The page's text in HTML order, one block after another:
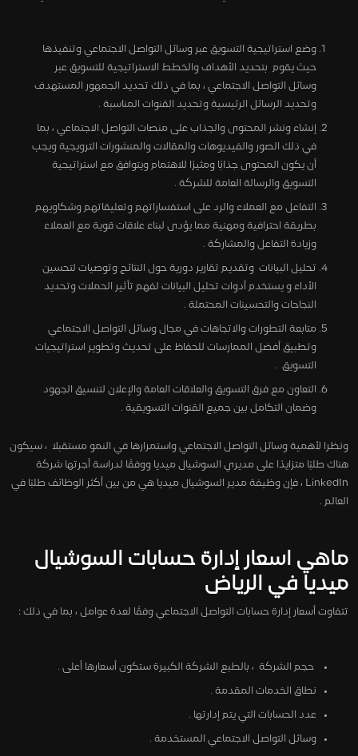
وضع استراتيجية التسويق عبر وسائل التواصل الاجتماعي وتنفيذها
حيث يقوم بتحديد الأهداف والخطط الاستراتيجية للتسويق عبر
وسائل التواصل الاجتماعي ، بما في ذلك تحديد الجمهور المستهدف
وتحديد الرسائل الرئيسية وتحديد القنوات المناسبة .
إنشاء ونشر المحتوى والجذاب على منصات التواصل الاجتماعي ، بما
في ذلك الصور والفيديوهات والمقالات والمنشورات الترويجية ويجب
أن يكون المحتوى جذابًا ومثيرًا للاهتمام ويتوافق مع استراتيجية
التسويق والرسالة العامة للشركة .
التفاعل مع العملاء والرد على استفساراتهم وتعليقاتهم وشكاويهم
بطريقة احترافية ومهنية مما يؤدى لبناء علاقات قوية مع العملاء
وزيادة التفاعل والمشاركة .
تحليل البيانات وتقديم تقارير دورية حول النتائج وتوصيات لتحسين
الأداء و يستخدم أدوات تحليل البيانات لفهم تأثير الحملات وتحديد
النجاحات والتحسينات المحتملة .
متابعة التطورات والاتجاهات في مجال وسائل التواصل الاجتماعي
وتطبيق أفضل الممارسات للحفاظ على تحديث وتطوير استراتيجيات
التسويق .
التعاون مع فرق التسويق والعلاقات العامة والإعلان لتنسيق الجهود
وضمان التكامل بين جميع القنوات التسويقية .
ونظرا لأهمية وسائل التواصل الاجتماعي واستمرارها في النمو مستقبلا ، سيكون
هناك طلبًا متزايدًا على مديري السوشيال ميديا ووفقًا لدراسة أجرتها شركة
LinkedIn ، فإن وظيفة مدير السوشيال ميديا هي من بين أكثر الوظائف طلبًا في
العالم .
ماهي اسعار إدارة حسابات السوشيال
ميديا في الرياض
تتفاوت أسعار إدارة حسابات التواصل الاجتماعي وفقًا لعدة عوامل ، بما في ذلك :
حجم الشركة ، بالطبع الشركة الكبيرة ستكون أسعارها أعلى .
نطاق الخدمات المقدمة .
عدد الحسابات التي يتم إدارتها .
وسائل التواصل الاجتماعي المستخدمة .